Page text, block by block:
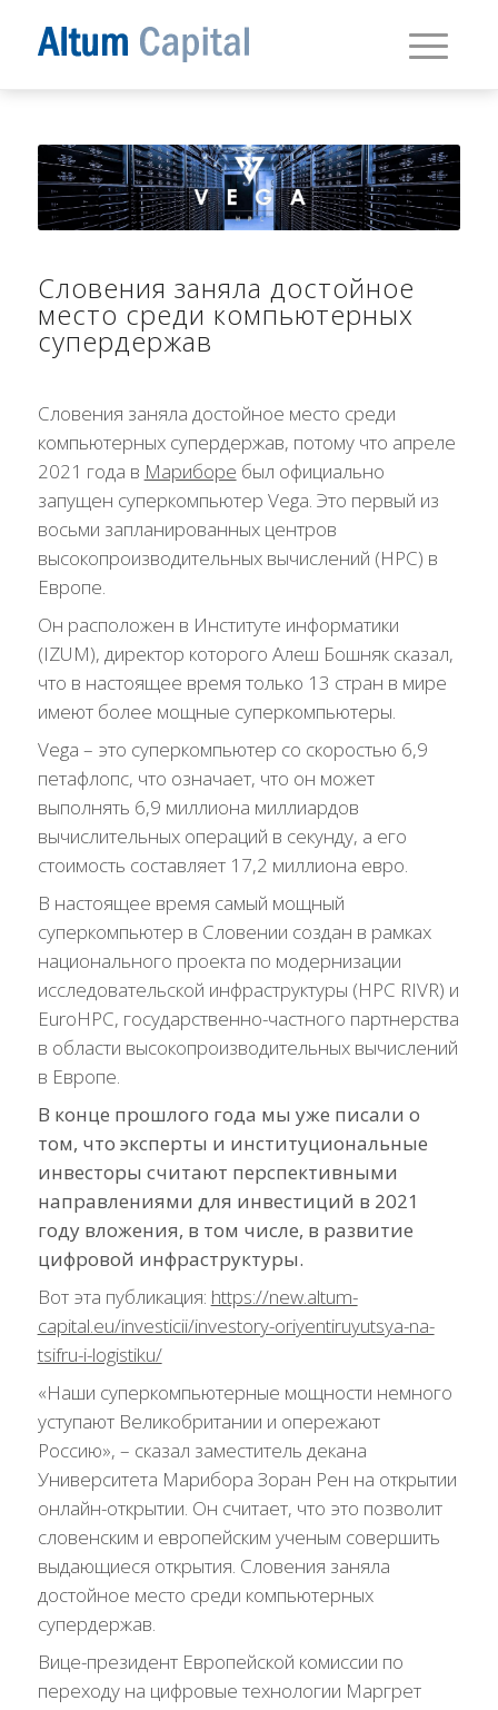
Словения заняла достойное
место среди компьютерных
супердержав
Словения заняла достойное место среди
компьютерных супердержав, потому что апреле
2021 года в Мариборе был официально
запущен суперкомпьютер Vega. Это первый из
восьми запланированных центров
высокопроизводительных вычислений (HPC) в
Европе.
Он расположен в Институте информатики
(IZUM), директор которого Алеш Бошняк сказал,
что в настоящее время только 13 стран в мире
имеют более мощные суперкомпьютеры.
Vega – это суперкомпьютер со скоростью 6,9
петафлопс, что означает, что он может
выполнять 6,9 миллиона миллиардов
вычислительных операций в секунду, а его
стоимость составляет 17,2 миллиона евро.
В настоящее время самый мощный
суперкомпьютер в Словении создан в рамках
национального проекта по модернизации
исследовательской инфраструктуры (HPC RIVR) и
EuroHPC, государственно-частного партнерства
в области высокопроизводительных вычислений
в Европе.
В конце прошлого года мы уже писали о
том, что эксперты и институциональные
инвесторы считают перспективными
направлениями для инвестиций в 2021
году вложения, в том числе, в развитие
цифровой инфраструктуры.
Вот эта публикация: https://new.altum-
capital.eu/investicii/investory-oriyentiruyutsya-na-
tsifru-i-logistiku/
«Наши суперкомпьютерные мощности немного
уступают Великобритании и опережают
Россию», – сказал заместитель декана
Университета Марибора Зоран Рен на открытии
онлайн-открытии. Он считает, что это позволит
словенским и европейским ученым совершить
выдающиеся открытия. Словения заняла
достойное место среди компьютерных
супердержав.
Вице-президент Европейской комиссии по
переходу на цифровые технологии Маргрет